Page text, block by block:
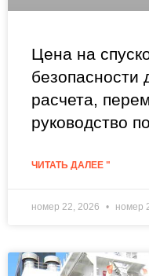
Цена на
безопасности
расчета,
руководство
ЧИТАТЬ ДАЛЕЕ "
номер 22, 2026 номер